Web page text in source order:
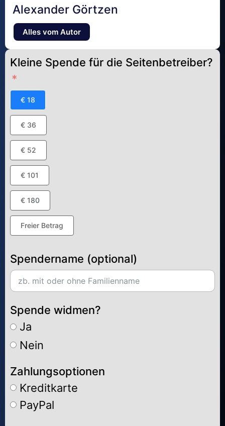
Alexander Görtzen
Alles vom Autor
Kleine Spende für die Seitenbetreiber?
€ 18
€ 36
€ 52
€ 101
€ 180
Freier Betrag
Spendername (optional)
Spende widmen?
Ja
Nein
Zahlungsoptionen
Kreditkarte
PayPal